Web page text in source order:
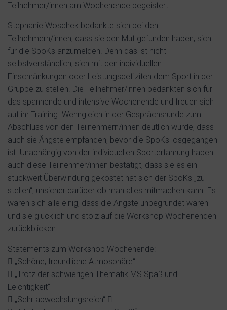
Teilnehmer/innen am Wochenende begeistert!
Stephanie Woschek bedankte sich bei den
Teilnehmern/innen, dass sie den Mut gefunden haben, sich
für die SpoKs anzumelden. Denn das ist nicht
selbstverständlich, sich mit den individuellen
Einschränkungen oder Leistungsdefiziten dem Sport in der
Gruppe zu stellen. Die Teilnehmer/innen bedankten sich für
das spannende und intensive Wochenende und freuen sich
auf ihr Training. Wenngleich in der Gesprächsrunde zum
Abschluss von den Teilnehmern/innen deutlich wurde, dass
auch sie Ängste empfanden, bevor die SpoKs losgegangen
ist. Unabhängig von der individuellen Sporterfahrung haben
auch diese Teilnehmer/innen bestätigt, dass sie es ein
stückweit Überwindung gekostet hat sich der SpoKs „zu
stellen“, unsicher darüber ob man alles mitmachen kann. Es
waren sich alle einig, dass die Ängste unbegründet waren
und sie glücklich und stolz auf die Workshop Wochenenden
zurückblicken.
Statements zum Workshop Wochenende:
 „Schöne, freundliche Atmosphäre“
 „Trotz der schwierigen Thematik MS Spaß und
Leichtigkeit“
 „Sehr abwechslungsreich“ 